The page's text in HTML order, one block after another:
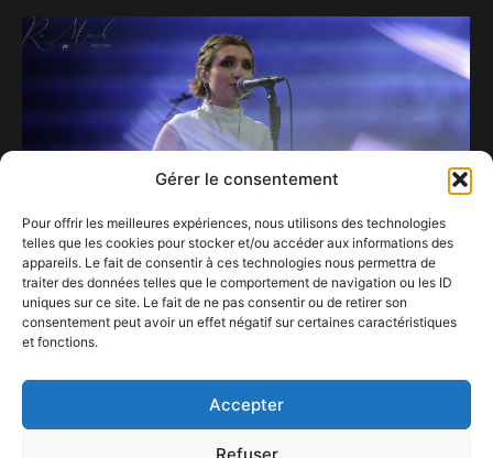
Gérer le consentement
Pour offrir les meilleures expériences, nous utilisons des technologies
telles que les cookies pour stocker et/ou accéder aux informations des
appareils. Le fait de consentir à ces technologies nous permettra de
traiter des données telles que le comportement de navigation ou les ID
uniques sur ce site. Le fait de ne pas consentir ou de retirer son
consentement peut avoir un effet négatif sur certaines caractéristiques
et fonctions.
Accepter
Refuser
Les talents luxembourgeois prennent la
23 juin 2026